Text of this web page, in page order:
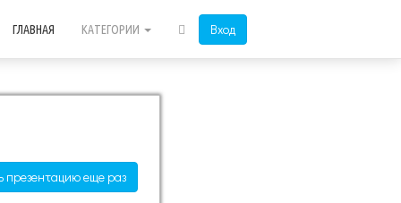
Вход
ГЛАВНАЯ КАТЕГОРИИ
презентацию еще раз